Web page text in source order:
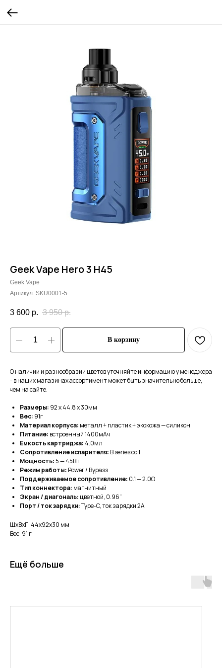
Geek Vape Hero 3 H45
Geek Vape
Артикул: SKU0001-5
3 600 р. 3 950 р.
В корзину
О наличии и разнообразии цветов уточняйте информацию у менеджера
- в наших магазинах ассортимент может быть значительно больше,
чем на сайте.
Размеры: 92 х 44.8 х 30мм
Вес: 91г
Материал корпуса: металл + пластик + экокожа — силикон
Питание: встроенный 1400мАч
Емкость картриджа: 4.0мл
Сопротивление испарителя: B series coil
Мощность: 5 — 45Вт
Режим работы: Power / Bypass
Поддерживаемое сопротивление: 0.1 — 2.0Ω
Тип коннектора: магнитный
Экран / диагональ: цветной, 0.96”
Порт / ток зарядки:Type-C, ток зарядки 2А
ШxВxГ: 44x92x30 мм
Вес: 91 г
Ещё больше